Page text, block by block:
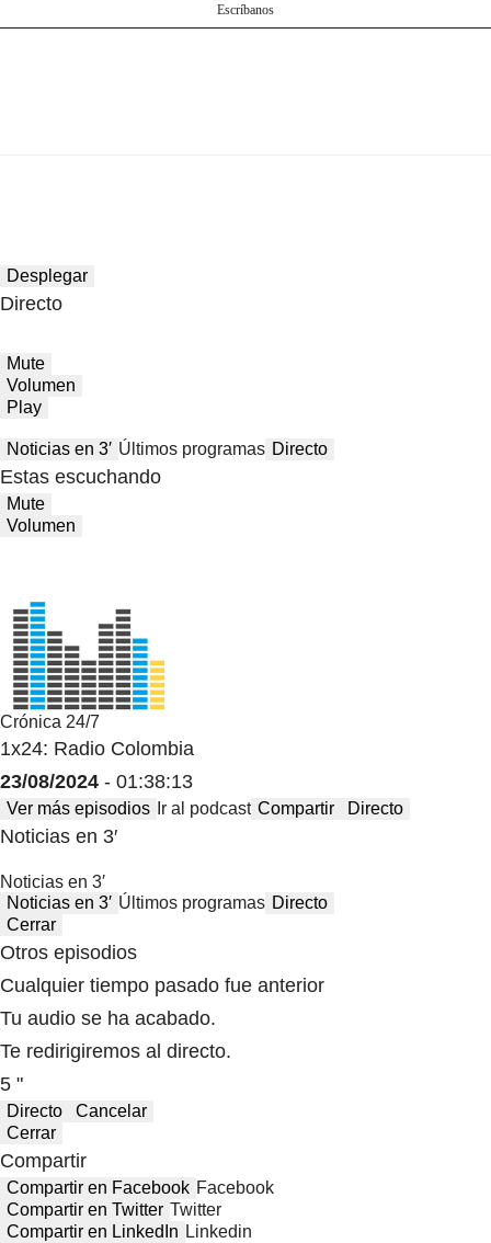
Escríbanos
Desplegar
Directo
Mute
Volumen
Play
Noticias en 3′ Últimos programas Directo
Estas escuchando
Mute
Volumen
Crónica 24/7
1x24: Radio Colombia
23/08/2024 - 01:38:13
Ver más episodios Ir al podcast Compartir Directo
Noticias en 3′
Noticias en 3′
Noticias en 3′ Últimos programas Directo
Cerrar
Otros episodios
Cualquier tiempo pasado fue anterior
Tu audio se ha acabado.
Te redirigiremos al directo.
5 "
Directo
Cancelar
Cerrar
Compartir
Compartir en Facebook Facebook
Compartir en Twitter Twitter
Compartir en LinkedIn Linkedin